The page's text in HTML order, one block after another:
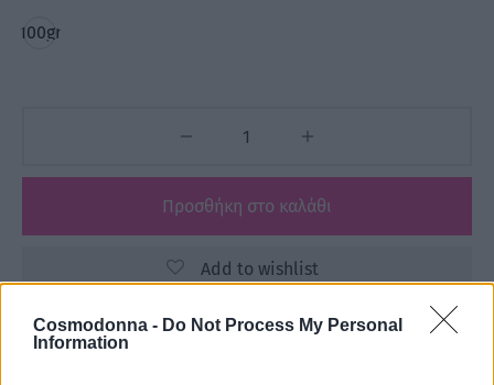
Cosmodonna - Do Not Process My Personal
Information
100gr
Προσθήκη στο καλάθι
Add to wishlist
Κωδικός προϊόντος: